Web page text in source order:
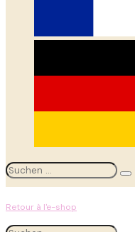
Retour à l'e-shop